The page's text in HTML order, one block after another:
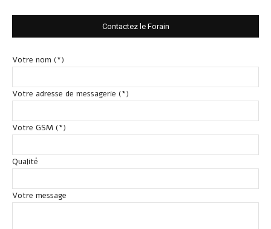
Contactez le Forain
Votre nom (*)
Votre adresse de messagerie (*)
Votre GSM (*)
Qualité
Votre message